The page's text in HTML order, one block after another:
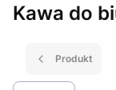
Kawa do
Produkt